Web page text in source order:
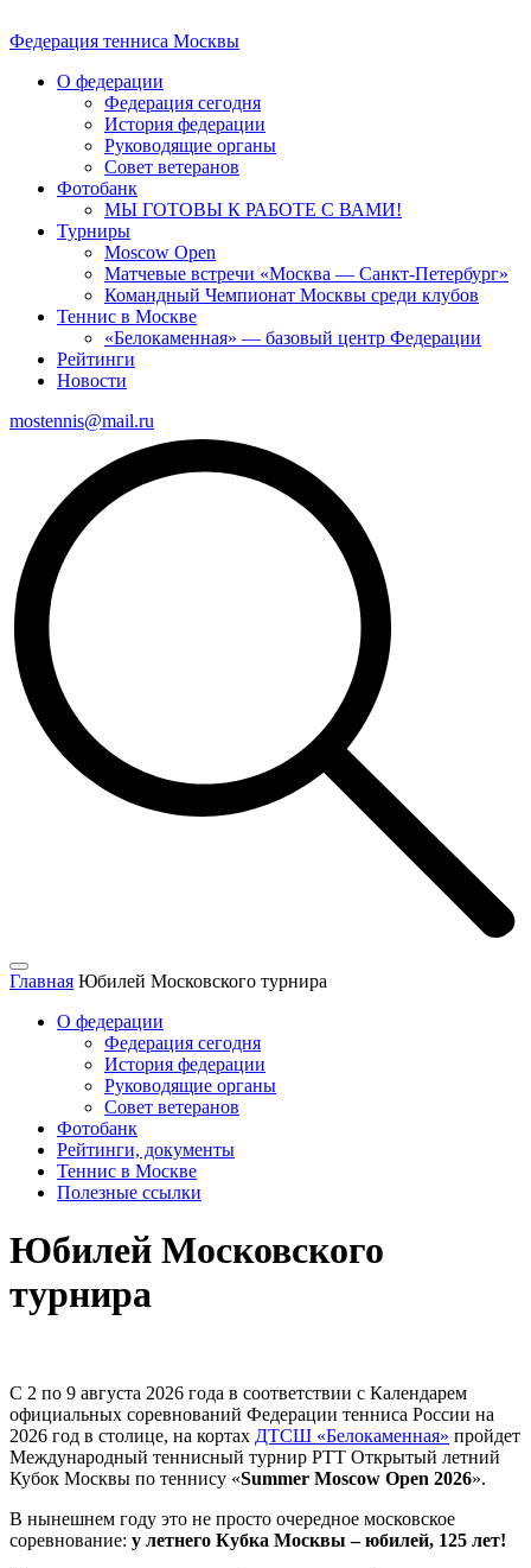
Федерация тенниса Москвы
О федерации
Федерация сегодня
История федерации
Руководящие органы
Совет ветеранов
Фотобанк
МЫ ГОТОВЫ К РАБОТЕ С ВАМИ!
Турниры
Moscow Open
Матчевые встречи «Москва — Санкт-Петербург»
Командный Чемпионат Москвы среди клубов
Теннис в Москве
«Белокаменная» — базовый центр Федерации
Рейтинги
Новости
mostennis@mail.ru
Главная Юбилей Московского турнира
О федерации
Федерация сегодня
История федерации
Руководящие органы
Совет ветеранов
Фотобанк
Рейтинги, документы
Теннис в Москве
Полезные ссылки
Юбилей Московского
турнира
С 2 по 9 августа 2026 года в соответствии с Календарем
официальных соревнований Федерации тенниса России на
2026 год в столице, на кортах ДТСШ «Белокаменная» пройдет
Международный теннисный турнир РТТ Открытый летний
Кубок Москвы по теннису «Summer Moscow Open 2026».
В нынешнем году это не просто очередное московское
соревнование: у летнего Кубка Москвы – юбилей, 125 лет!